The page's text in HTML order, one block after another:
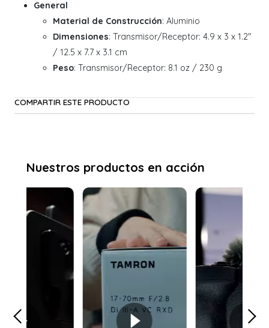
General
Material de Construcción: Aluminio
Dimensiones: Transmisor/Receptor: 4.9 x 3 x 1.2"
/ 12.5 x 7.7 x 3.1 cm
Peso: Transmisor/Receptor: 8.1 oz / 230 g
COMPARTIR ESTE PRODUCTO